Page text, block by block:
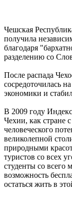
Чешская
получила
благодаря
разделению со
После распада
сосредоточилась
экономики и
В 2009 году
Чехии, как стране
человеческого
великолепной
природными
туристов со всех
студенты со всего
возможность
остаться жить в